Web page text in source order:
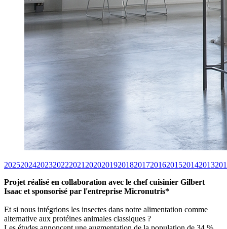
20252024202320222021 20202019201820172016201520142013
Projet réalisé en collaboration avec le chef cuisinier Gilbert
Isaac et sponsorisé par l'entreprise Micronutris*
Et si nous intégrions les insectes dans notre alimentation comme
alternative aux protéines animales classiques ?